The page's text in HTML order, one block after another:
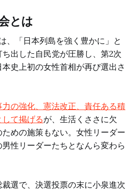
とは
、「日本列島を強く豊かに」と
出した自民党が圧勝し、第2次
史上初の女性首相が再び選出さ
の強化、憲法改正、責任ある積
て掲げるが、生活くささに欠
めの施策もない。女性リーダー
性リーダーたちとなんら変わら
選で、決選投票の末に小泉進次